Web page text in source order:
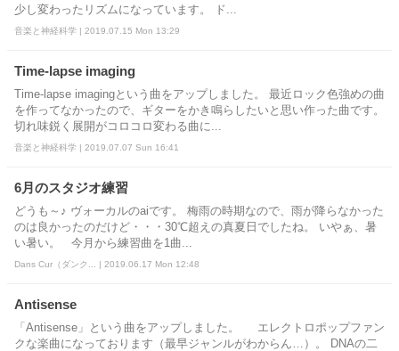
少し変わったリズムになっています。 ド...
音楽と神経科学 | 2019.07.15 Mon 13:29
Time-lapse imaging
Time-lapse imagingという曲をアップしました。 最近ロック色強めの曲
を作ってなかったので、ギターをかき鳴らしたいと思い作った曲です。
切れ味鋭く展開がコロコロ変わる曲に...
音楽と神経科学 | 2019.07.07 Sun 16:41
6月のスタジオ練習
どうも～♪ ヴォーカルのaiです。 梅雨の時期なので、雨が降らなかった
のは良かったのだけど・・・30℃超えの真夏日でしたね。 いやぁ、暑
い暑い。 今月から練習曲を1曲...
Dans Cur（ダンク... | 2019.06.17 Mon 12:48
Antisense
「Antisense」という曲をアップしました。 エレクトロポップファン
クな楽曲になっております（最早ジャンルがわからん…）。 DNAの二